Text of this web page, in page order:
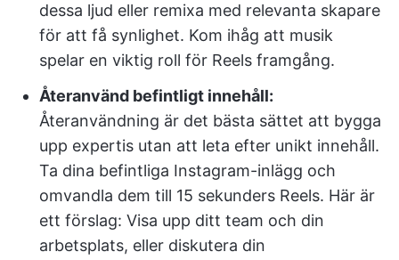
dessa ljud eller remixa med relevanta skapare
för att få synlighet. Kom ihåg att musik
spelar en viktig roll för Reels framgång.
Återanvänd befintligt innehåll:
Återanvändning är det bästa sättet att bygga
upp expertis utan att leta efter unikt innehåll.
Ta dina befintliga Instagram-inlägg och
omvandla dem till 15 sekunders Reels. Här är
ett förslag: Visa upp ditt team och din
arbetsplats, eller diskutera din